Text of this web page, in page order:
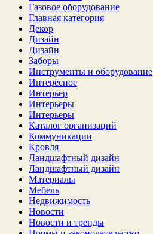
Газовое оборудование
Главная категория
Декор
Дизайн
Дизайн
Заборы
Инструменты и оборудование
Интересное
Интерьер
Интерьеры
Интерьеры
Каталог организаций
Коммуникации
Кровля
Ландшафтный дизайн
Ландшафтный дизайн
Материалы
Мебель
Недвижимость
Новости
Новости и тренды